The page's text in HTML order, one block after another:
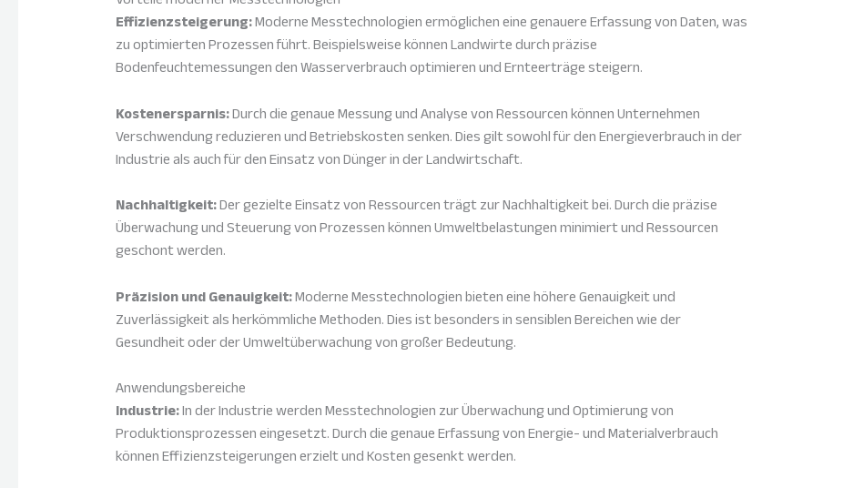
Effizienzsteigerung:Moderne Messtechnologien ermöglichen eine genauere Erfassung von Daten, was
zu optimierten Prozessen führt. Beispielsweise können Landwirte durch präzise
Bodenfeuchtemessungen den Wasserverbrauch optimieren und Ernteerträge steigern.
Kostenersparnis:Durch die genaue Messung und Analyse von Ressourcen können Unternehmen
Verschwendung reduzieren und Betriebskosten senken. Dies gilt sowohl für den Energieverbrauch in der
Industrie als auch für den Einsatz von Dünger in der Landwirtschaft.
Nachhaltigkeit:Der gezielte Einsatz von Ressourcen trägt zur Nachhaltigkeit bei. Durch die präzise
Überwachung und Steuerung von Prozessen können Umweltbelastungen minimiert und Ressourcen
geschont werden.
Präzision und Genauigkeit:Moderne Messtechnologien bieten eine höhere Genauigkeit und
Zuverlässigkeit als herkömmliche Methoden. Dies ist besonders in sensiblen Bereichen wie der
Gesundheit oder der Umweltüberwachung von großer Bedeutung.
Anwendungsbereiche
Industrie:In der Industrie werden Messtechnologien zur Überwachung und Optimierung von
Produktionsprozessen eingesetzt. Durch die genaue Erfassung von Energie- und Materialverbrauch
können Effizienzsteigerungen erzielt und Kosten gesenkt werden.